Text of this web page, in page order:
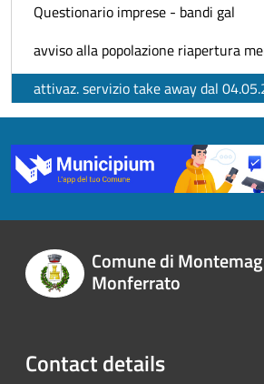
Questionario imprese - bandi gal
avviso alla popolazione riapertura
attivaz. servizio take away dal
Comune di
Monferrato
Contact details